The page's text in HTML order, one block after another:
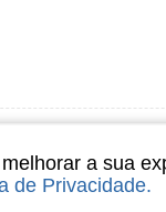
a sua
de Privacidade.